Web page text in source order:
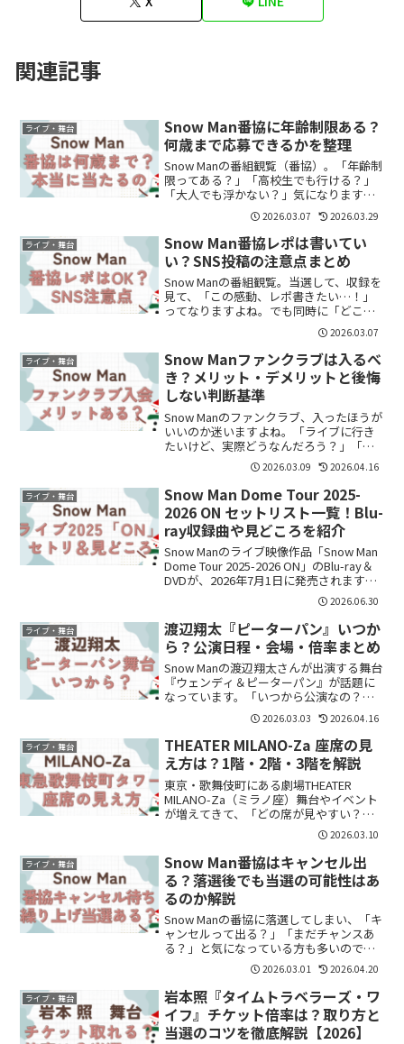
関連記事
ライブ・舞台
Snow Man番協に年齢制限ある？
何歳まで応募できるかを整理
Snow Manの番組観覧（番協）。「年齢制
限ってある？」「高校生でも行ける？」
「大人でも浮かない？」気になりますよ
ね。結論から言うと、番組ごとに年齢条
件は違います。基本は“募集要項を確
認”番協は毎回、当選メールや募集ページ
に条件が書かれま...
2026.03.07 2026.03.29
ライブ・舞台
Snow Man番協レポは書いてい
い？SNS投稿の注意点まとめ
Snow Manの番組観覧。当選して、収録を
見て、「この感動、レポ書きたい…！」
ってなりますよね。でも同時に「どこま
で書いていいの？」「違反になる？」
「干されない？」不安も出てきます。整
理します。番協レポは基本OK？完全NGで
はありません。...
2026.03.07
ライブ・舞台
Snow Manファンクラブは入るべ
き？メリット・デメリットと後悔
しない判断基準
Snow Manのファンクラブ、入ったほうが
いいのか迷いますよね。「ライブに行き
たいけど、実際どうなんだろう？」「入
って後悔しない？」と気になっている方
も多いと思います。結論からいうと、ラ
イブに行きたいなら入っておく価値はあ
ります。この記事...
2026.03.09 2026.04.16
ライブ・舞台
Snow Man Dome Tour 2025-
2026 ON セットリスト一覧！Blu-
ray収録曲や見どころを紹介
Snow Manのライブ映像作品「Snow Man
Dome Tour 2025-2026 ON」のBlu-ray＆
DVDが、2026年7月1日に発売されます。
「ライブのセットリストをもう一度見た
い！」「Blu-rayにはどの曲が収録され
る...
2026.06.30
ライブ・舞台
渡辺翔太『ピーターパン』いつか
ら？公演日程・会場・倍率まとめ
Snow Manの渡辺翔太さんが出演する舞台
『ウェンディ＆ピーターパン』が話題に
なっています。「いつから公演なの？」
「どこの会場でやるの？」「チケット倍
率はどれくらい？」と気になっている方
も多いのではないでしょうか。この記事
では、公演日程や...
2026.03.03 2026.04.16
ライブ・舞台
THEATER MILANO-Za 座席の見
え方は？1階・2階・3階を解説
東京・歌舞伎町にある劇場THEATER
MILANO-Za（ミラノ座）舞台やイベント
が増えてきて、「どの席が見やすい？」
「1階と2階はどっちがいい？」と気にな
っている方も多いのではないでしょう
か。この記事では・THEATER MILANO-...
2026.03.10
ライブ・舞台
Snow Man番協はキャンセル出
る？落選後でも当選の可能性はあ
るのか解説
Snow Manの番協に落選してしまい、「キ
ャンセルって出る？」「まだチャンスあ
る？」と気になっている方も多いのでは
ないでしょうか。結論からいうと、番協
はキャンセルが出ることがあり、繰り上
げ当選の可能性もゼロではありません。
ただし枠はかなり...
2026.03.01 2026.04.20
ライブ・舞台
岩本照『タイムトラベラーズ・ワ
イフ』チケット倍率は？取り方と
当選のコツを徹底解説【2026】